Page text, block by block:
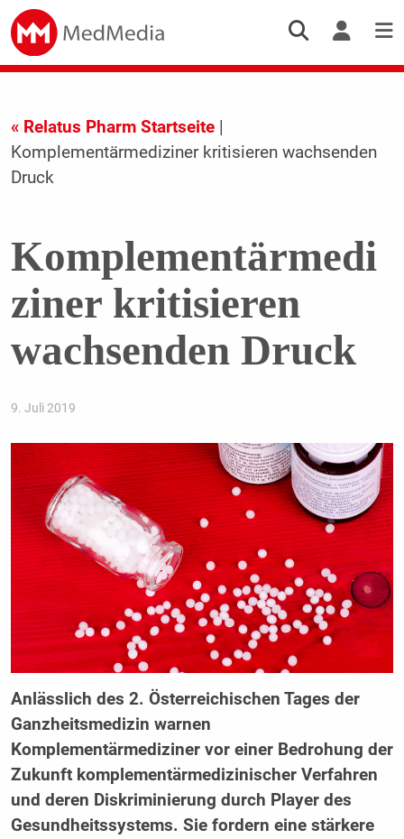
« Relatus Pharm Startseite|
Komplementärmediziner kritisieren wachsenden
Druck
Komplementärmedi
ziner kritisieren
wachsenden Druck
9. Juli 2019
Anlässlich des 2. Österreichischen Tages der
Ganzheitsmedizin warnen
Komplementärmediziner vor einer Bedrohung der
Zukunft komplementärmedizinischer Verfahren
und deren Diskriminierung durch Player des
Gesundheitssystems. Sie fordern eine stärkere